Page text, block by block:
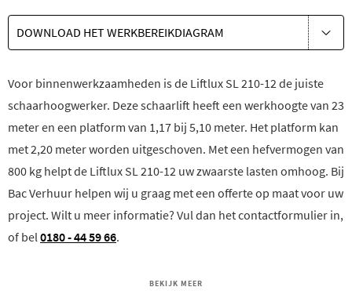
DOWNLOAD HET WERKBEREIKDIAGRAM
Voor binnenwerkzaamheden is de Liftlux SL 210-12 de juiste
schaarhoogwerker. Deze schaarlift heeft een werkhoogte van 23
meter en een platform van 1,17 bij 5,10 meter. Het platform kan
met 2,20 meter worden uitgeschoven. Met een hefvermogen van
800 kg helpt de Liftlux SL 210-12 uw zwaarste lasten omhoog. Bij
Bac Verhuur helpen wij u graag met een offerte op maat voor uw
project. Wilt u meer informatie? Vul dan het contactformulier in,
of bel 0180 - 44 59 66.
BEKIJK MEER